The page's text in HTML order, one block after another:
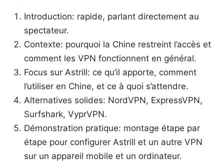
Introduction: rapide, parlant directement au
spectateur.
Contexte: pourquoi la Chine restreint l’accès et
comment les VPN fonctionnent en général.
Focus sur Astrill: ce qu’il apporte, comment
l’utiliser en Chine, et ce à quoi s’attendre.
Alternatives solides: NordVPN, ExpressVPN,
Surfshark, VyprVPN.
Démonstration pratique: montage étape par
étape pour configurer Astrill et un autre VPN
sur un appareil mobile et un ordinateur.